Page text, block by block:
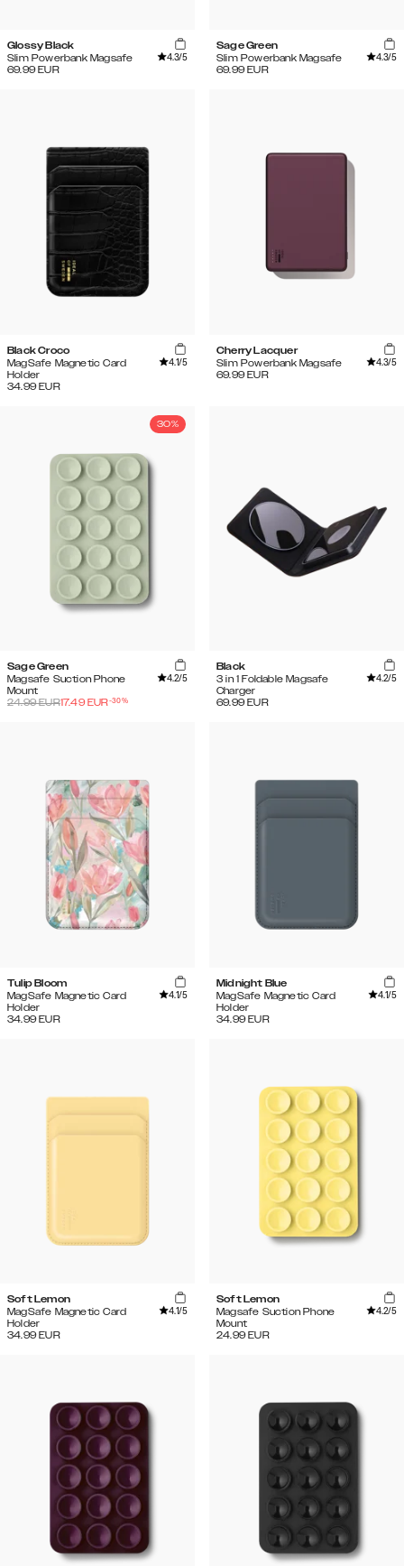
Glossy Black
Slim Powerbank Magsafe
4.3/5
69.99 EUR
Sage Green
Slim Powerbank Magsafe
4.3/5
69.99 EUR
Black Croco
MagSafe Magnetic Card
Holder
4.1/5
34.99 EUR
Cherry Lacquer
Slim Powerbank Magsafe
4.3/5
69.99 EUR
30%
Sage Green
Magsafe Suction Phone
Mount
4.2/5
24.99EUR17.49 EUR-30%
Black
3 in 1 Foldable Magsafe
Charger
4.2/5
69.99 EUR
Tulip Bloom
MagSafe Magnetic Card
Holder
4.1/5
34.99 EUR
Midnight Blue
MagSafe Magnetic Card
Holder
4.1/5
34.99 EUR
Soft Lemon
MagSafe Magnetic Card
Holder
4.1/5
34.99 EUR
Soft Lemon
Magsafe Suction Phone
Mount
4.2/5
24.99 EUR